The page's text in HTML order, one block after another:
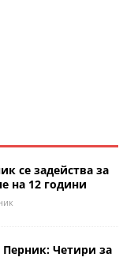
се задейства за
на 12 години
Четири за